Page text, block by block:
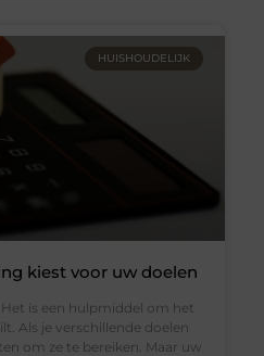
HUISHOUDELIJK
kiest voor uw doelen
is een hulpmiddel om het
Als je verschillende doelen
om ze te bereiken. Maar uw